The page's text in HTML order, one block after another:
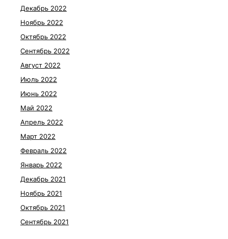
Декабрь 2022
Ноябрь 2022
Октябрь 2022
Сентябрь 2022
Август 2022
Июль 2022
Июнь 2022
Май 2022
Апрель 2022
Март 2022
Февраль 2022
Январь 2022
Декабрь 2021
Ноябрь 2021
Октябрь 2021
Сентябрь 2021